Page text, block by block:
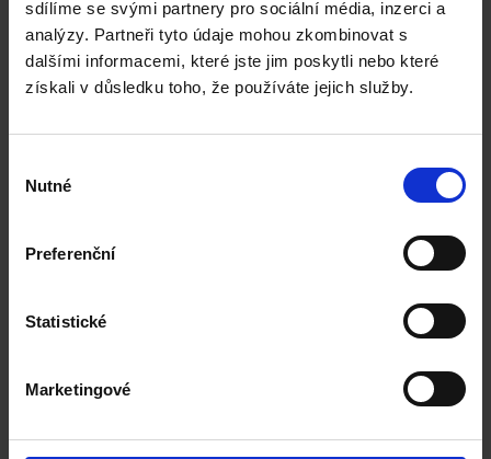
sdílíme se svými partnery pro sociální média, inzerci a
analýzy. Partneři tyto údaje mohou zkombinovat s
dalšími informacemi, které jste jim poskytli nebo které
získali v důsledku toho, že používáte jejich služby.
souhlasu
Nutné
Preferenční
Statistické
Marketingové
University of Derby
English language requirement:
Music Therapy, MA
BIMM Institute
IELTS / CAE